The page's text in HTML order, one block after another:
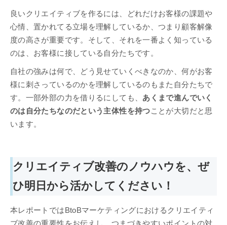
良いクリエイティブを作るには、どれだけお客様の課題や
心情、置かれてる立場を理解しているか、つまり顧客解像
度の高さが重要です。そして、それを一番よく知っている
のは、お客様に接している自分たちです。
自社の強みは何で、どう見せていくべきなのか、何がお客
様に刺さっているのかを理解しているのもまた自分たちで
す。一部外部の力を借りるにしても、 あくまで進んでいく
のは自分たちなのだという主体性を持つことが大切だと思
います。
クリエイティブ改善のノウハウを、ぜ
ひ明日から活かしてください！
本レポートではBtoBマーケティングにおけるクリエイティ